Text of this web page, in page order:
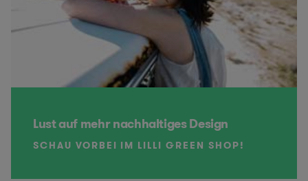
Lust auf mehr nachhaltiges Design
SCHAU VORBEI IM LILLI GREEN SHOP!